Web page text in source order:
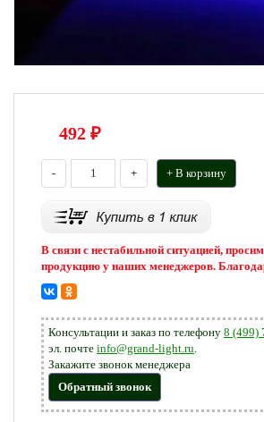
492 ₽
- + + В корзину
В связи с нестабильной ситуацией,
продукцию у наших менеджеров.
Консультации и заказ по телефону 8 (499)
эл. почте info@grand-light.ru.
Закажите звонок менеджера
Обратный звонок